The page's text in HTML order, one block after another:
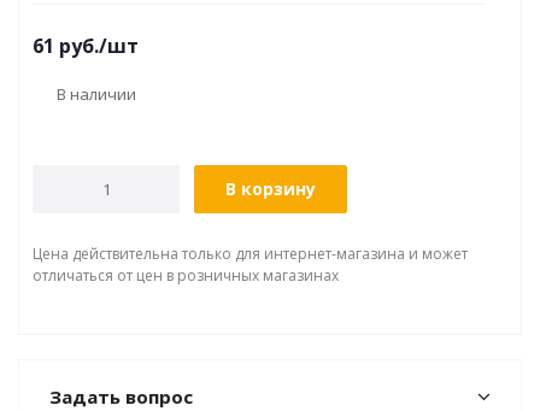
61 руб./шт
В наличии
В корзину
Цена действительна только для интернет-магазина и может
отличаться от цен в розничных магазинах
Задать вопрос